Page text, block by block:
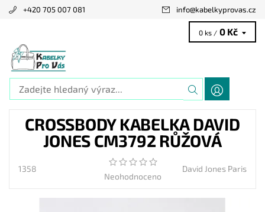
+420 705 007 081 info@kabelkyprovas.cz
0 ks / 0 Kč
CROSSBODY KABELKA DAVID
JONES CM3792 RŮŽOVÁ
1358
Neohodnoceno
David Jones Paris